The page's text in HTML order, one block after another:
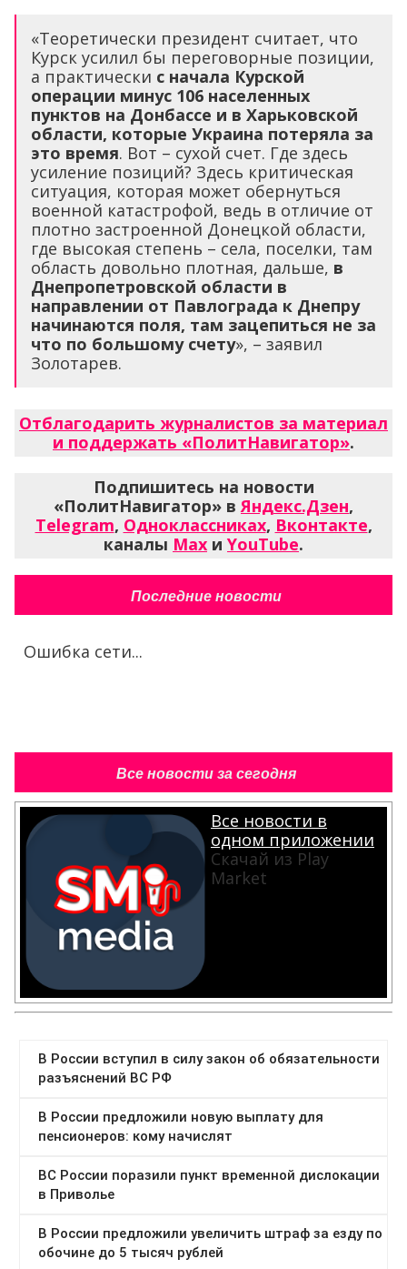
«Теоретически президент считает, что
Курск усилил бы переговорные позиции,
а практически с начала Курской
операции минус 106 населенных
пунктов на Донбассе и в Харьковской
области, которые Украина потеряла за
это время. Вот – сухой счет. Где здесь
усиление позиций? Здесь критическая
ситуация, которая может обернуться
военной катастрофой, ведь в отличие от
плотно застроенной Донецкой области,
где высокая степень – села, поселки, там
область довольно плотная, дальше, в
Днепропетровской области в
направлении от Павлограда к Днепру
начинаются поля, там зацепиться не за
что по большому счету», – заявил
Золотарев.
Отблагодарить журналистов за материал
и поддержать «ПолитНавигатор».
Подпишитесь на новости
«ПолитНавигатор» вЯндекс.Дзен,
Telegram, Одноклассниках, Вконтакте,
каналы Max и YouTube.
Последние новости
Ошибка сети...
Все новости за сегодня
Все новости в
одном приложении
Скачай из Play
Market